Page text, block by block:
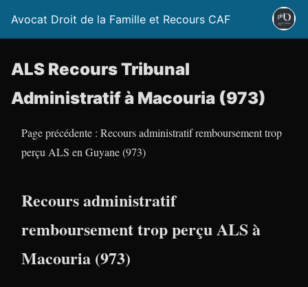
Avocat Droit de la Famille et Recours CAF
ALS Recours Tribunal
Administratif à Macouria (973)
Page précédente : Recours administratif remboursement trop
perçu ALS en Guyane (973)
Recours administratif
remboursement trop perçu ALS à
Macouria (973)